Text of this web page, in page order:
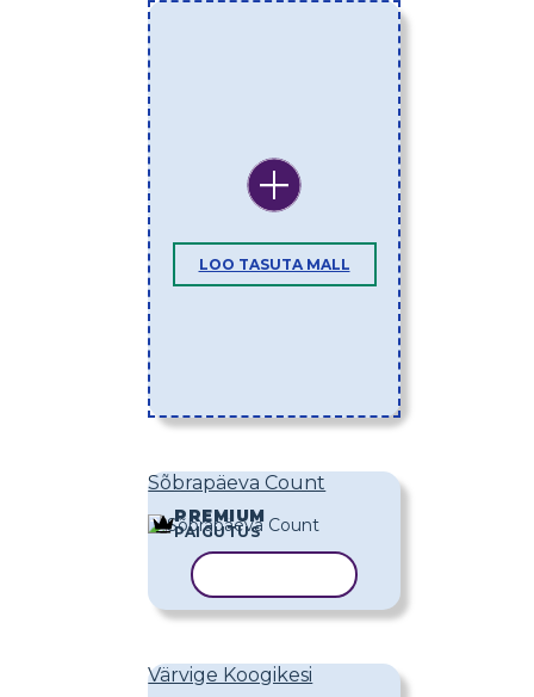
LOO TASUTA MALL
Sõbrapäeva Count
PREMIUM
PAIGUTUS
Värvige Koogikesi